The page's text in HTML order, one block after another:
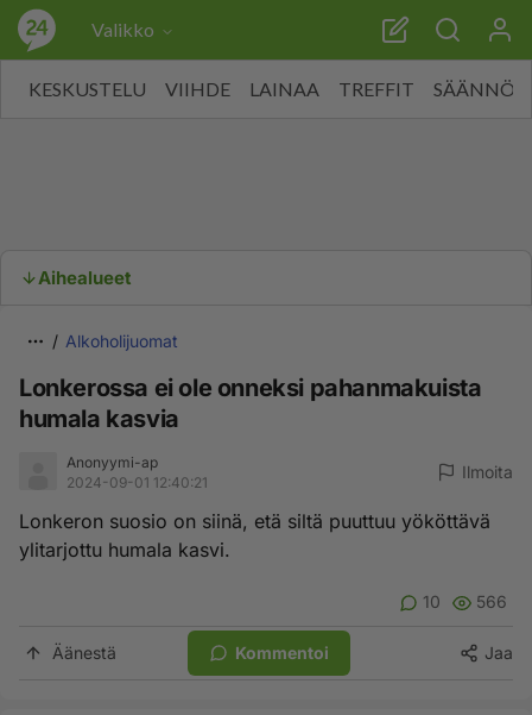
Valikko
KESKUSTELU VIIHDE LAINAA TREFFIT SÄÄNNÖT
Aihealueet
Alkoholijuomat
Lonkerossa ei ole onneksi pahanmakuista
humala kasvia
Anonyymi-ap
2024-09-01 12:40:21
Ilmoita
Lonkeron suosio on siinä, etä siltä puuttuu yököttävä
ylitarjottu humala kasvi.
10 566
Äänestä Kommentoi Jaa